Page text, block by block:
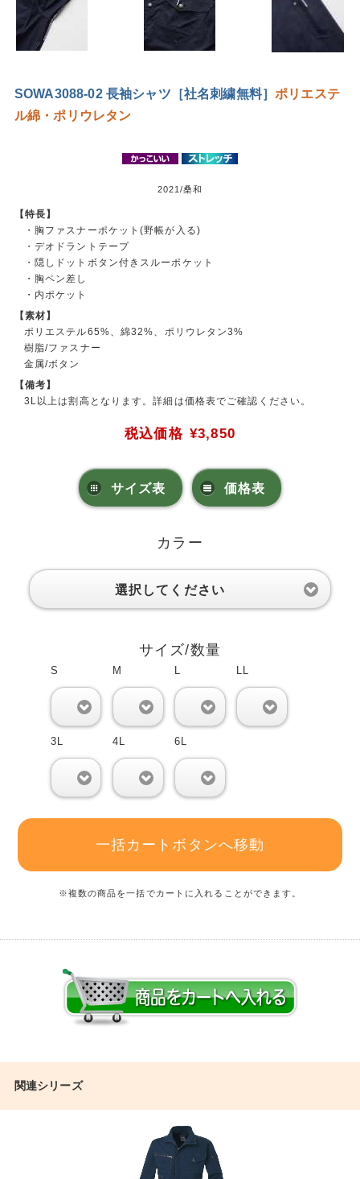
SOWA3088-02 長袖シャツ［社名刺繍無料］ポリエステ
ル綿・ポリウレタン
2021/桑和
【特長】
・胸ファスナーポケット(野帳が入る)
・デオドラントテープ
・隠しドットボタン付きスルーポケット
・胸ペン差し
・内ポケット
【素材】
ポリエステル65%、綿32%、ポリウレタン3%
樹脂/ファスナー
金属/ボタン
【備考】
3L以上は割高となります。詳細は価格表でご確認ください。
税込価格 ¥3,850
サイズ表 価格表
カラー
選択してください
サイズ/数量
S M L LL
3L 4L 6L
一括カートボタンへ移動
※複数の商品を一括でカートに入れることができます。
関連シリーズ